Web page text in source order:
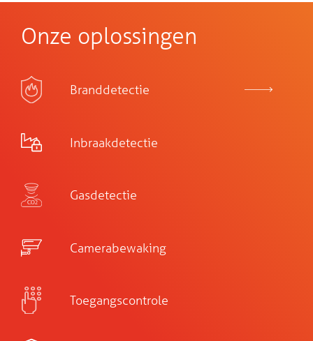
Onze oplossingen
Branddetectie
Inbraakdetectie
Gasdetectie
Camerabewaking
Toegangscontrole